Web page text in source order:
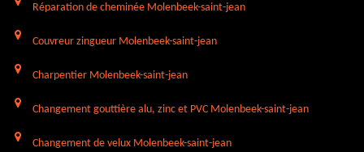
Réparation de cheminée Molenbeek-saint-jean
Couvreur zingueur Molenbeek-saint-jean
Charpentier Molenbeek-saint-jean
Changement gouttière alu, zinc et PVC Molenbeek-saint-jean
Changement de velux Molenbeek-saint-jean